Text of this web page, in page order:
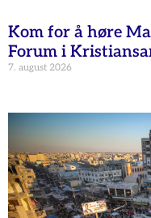
Kom for å høre
Forum i
7. august 2026